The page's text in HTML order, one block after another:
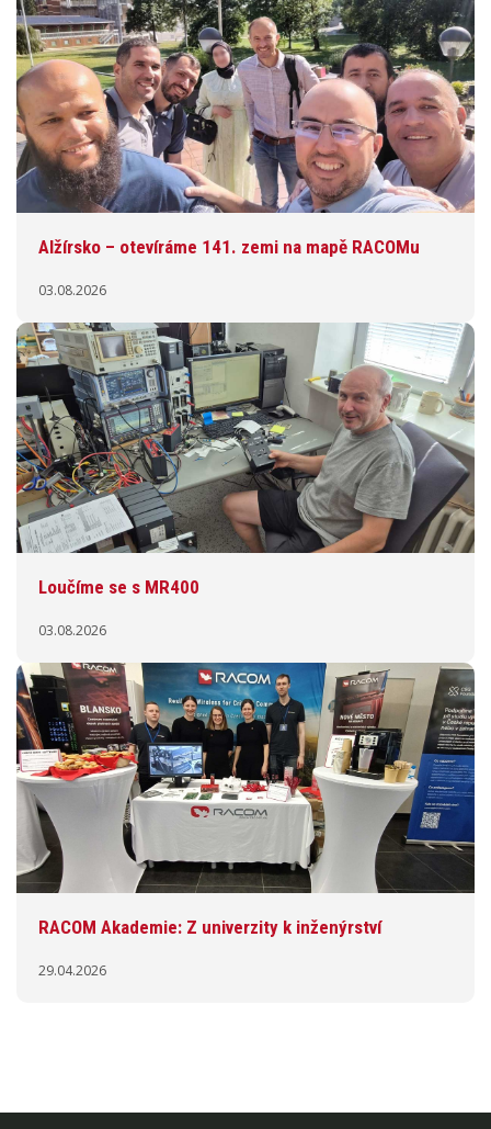
Alžírsko – otevíráme 141. zemi na mapě RACOMu
03.08.2026
Loučíme se s MR400
03.08.2026
RACOM Akademie: Z univerzity k inženýrství
29.04.2026